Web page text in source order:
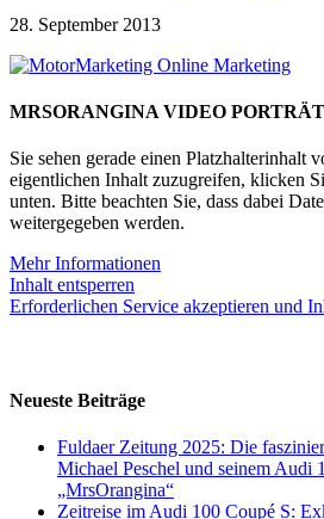
28. September 2013
MRSORANGINA VIDEO PORTRÄT
Sie sehen gerade einen Platzhalterinhalt
eigentlichen Inhalt zuzugreifen, klicken
unten. Bitte beachten Sie, dass dabei
weitergegeben werden.
Mehr Informationen
Inhalt entsperren
Erforderlichen Service akzeptieren und
Neueste Beiträge
Fuldaer Zeitung 2025: Die
Michael Peschel und seinem Audi
„MrsOrangina“
Zeitreise im Audi 100 Coupé S: